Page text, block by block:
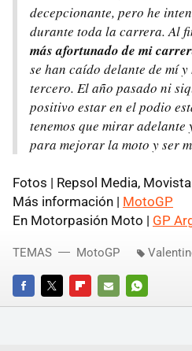
decepcionante, pero he
durante toda la carrera. Al
más afortunado de mi
se han caído delante de mí
tercero. El año pasado ni
positivo estar en el podio
tenemos que mirar
para mejorar la moto y ser
Fotos | Repsol Media,
Más información | MotoGP
En Motorpasión Moto | GP
FACEBOOKTWITTERFLIPBOARD
E-
WHATSAPP
TEMAS MotoGP